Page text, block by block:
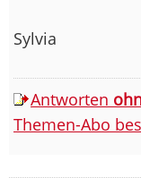
Sylvia
Antworten
Themen-Abo